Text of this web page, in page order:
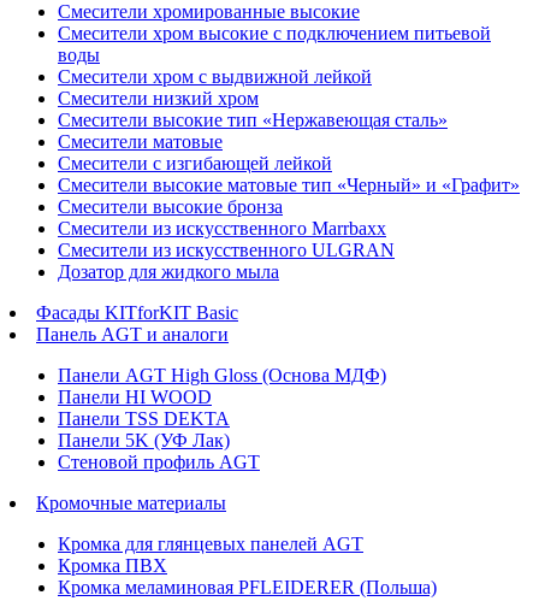
Смесители хромированные высокие
Смесители хром высокие с подключением питьевой
воды
Смесители хром с выдвижной лейкой
Смесители низкий хром
Смесители высокие тип «Нержавеющая сталь»
Смесители матовые
Смесители с изгибающей лейкой
Смесители высокие матовые тип «Черный» и «Графит»
Смесители высокие бронза
Смесители из искусственного Marrbaxx
Смесители из искусственного ULGRAN
Дозатор для жидкого мыла
Фасады KITforKIT Basic
Панель AGT и аналоги
Панели AGT High Gloss (Основа МДФ)
Панели HI WOOD
Панели TSS DEKTA
Панели 5K (УФ Лак)
Стеновой профиль AGT
Кромочные материалы
Кромка для глянцевых панелей AGT
Кромка ПВХ
Кромка меламиновая PFLEIDERER (Польша)